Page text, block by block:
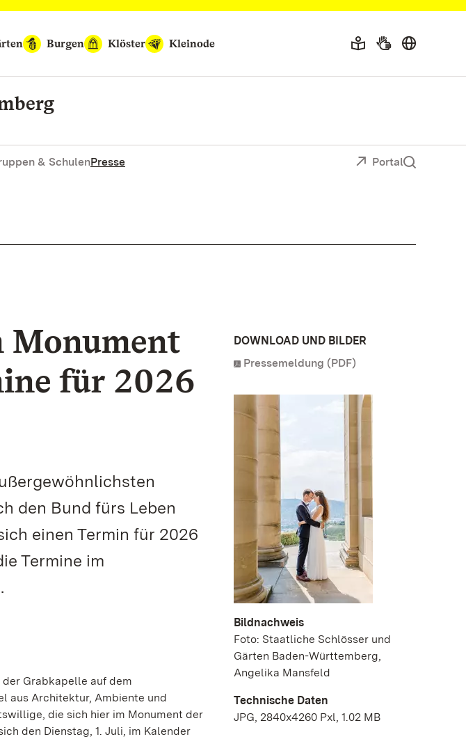
Burgen Klöster Kleinode
& SchulenPresse Portal
Monument
für 2026
den Bund fürs Leben
einen Termin für 2026
Termine im
Grabkapelle auf dem
aus Architektur, Ambiente und
die sich hier im Monument der
den Dienstag, 1. Juli, im Kalender
DOWNLOAD UND BILDER
Pressemeldung (PDF)
Bildnachweis
Foto: Staatliche Schlösser und
Gärten Baden-Württemberg,
Angelika Mansfeld
Technische Daten
JPG, 2840x4260 Pxl, 1.02 MB